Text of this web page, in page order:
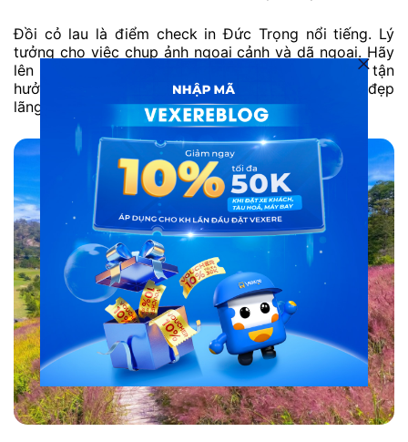
Đồi cỏ lau là điểm check in Đức Trọng nổi tiếng. Lý
tưởng cho việc chụp ảnh ngoại cảnh và dã ngoại. Hãy
lên kế hoạch đến Đồi cỏ lau hồng Tân Bình để tận
hưởng không khí cao nguyên và chiêm ngưỡng vẻ đẹp
lãng mạn của Lâm Đồng.